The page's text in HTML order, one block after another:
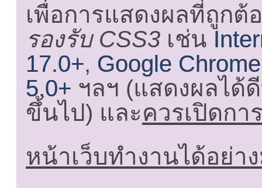
เพื่อการแสดงผลที่ถูกต้
รองรับ CSS3 เช่น
17.0+, Google
5.0+ ฯลฯ (แสดงผลได้
ขึ้นไป) และควรเปิดกา
หน้าเว็บทำงานได้อย่า